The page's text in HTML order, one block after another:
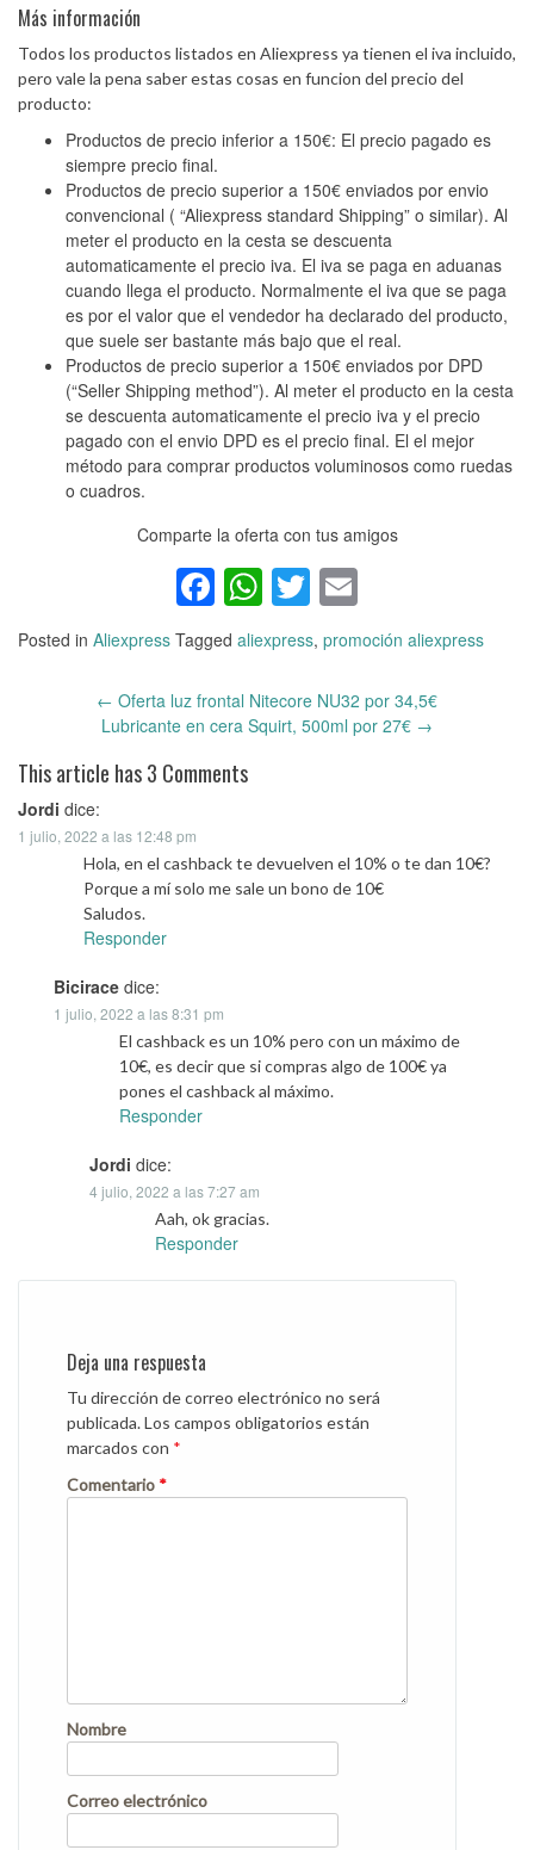
Más información
Todos los productos listados en Aliexpress ya tienen el iva incluido,
pero vale la pena saber estas cosas en funcion del precio del
producto:
Productos de precio inferior a 150€: El precio pagado es
siempre precio final.
Productos de precio superior a 150€ enviados por envio
convencional ( “Aliexpress standard Shipping” o similar). Al
meter el producto en la cesta se descuenta
automaticamente el precio iva. El iva se paga en aduanas
cuando llega el producto. Normalmente el iva que se paga
es por el valor que el vendedor ha declarado del producto,
que suele ser bastante más bajo que el real.
Productos de precio superior a 150€ enviados por DPD
(“Seller Shipping method”). Al meter el producto en la cesta
se descuenta automaticamente el precio iva y el precio
pagado con el envio DPD es el precio final. El el mejor
método para comprar productos voluminosos como ruedas
o cuadros.
Comparte la oferta con tus amigos
Facebook
WhatsApp
Twitter
Posted in Aliexpress Tagged aliexpress, promoción aliexpress
← Oferta luz frontal Nitecore NU32 por 34,5€
Lubricante en cera Squirt, 500ml por 27€ →
This article has 3 Comments
Jordi dice:
1 julio, 2022 a las 12:48 pm
Hola, en el cashback te devuelven el 10% o te dan 10€?
Porque a mí solo me sale un bono de 10€
Saludos.
Responder
Bicirace dice:
1 julio, 2022 a las 8:31 pm
El cashback es un 10% pero con un máximo de
10€, es decir que si compras algo de 100€ ya
pones el cashback al máximo.
Responder
Jordi dice:
4 julio, 2022 a las 7:27 am
Aah, ok gracias.
Responder
Deja una respuesta
Tu dirección de correo electrónico no será
publicada.Los campos obligatorios están
marcados con *
Comentario *
Nombre
Correo electrónico